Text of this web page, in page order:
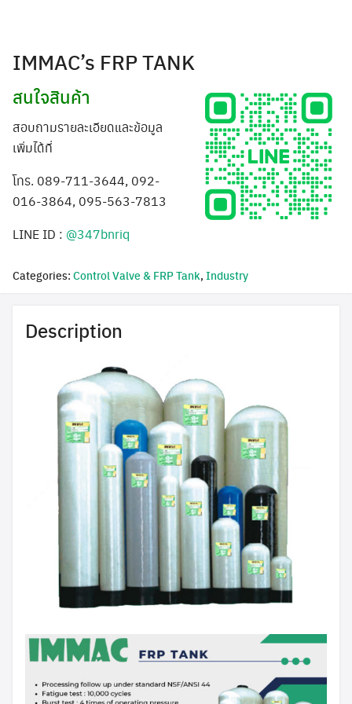
Search
IMMAC’s FRP TANK
สนใจสินค้า
สอบถามรายละเอียดและข้อมูล
เพิ่มได้ที่
โทร. 089-711-3644, 092-
016-3864, 095-563-7813
LINE ID : @347bnriq
Categories: Control Valve & FRP Tank, Industry
Description